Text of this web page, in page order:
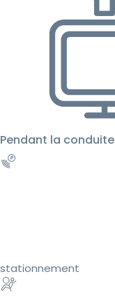
Pendant la conduite
stationnement